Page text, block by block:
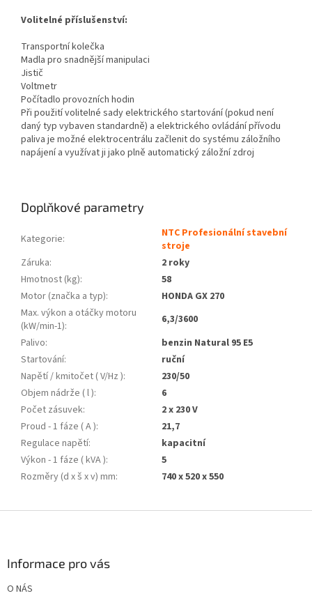
Volitelné příslušenství:
Transportní kolečka
Madla pro snadnější manipulaci
Jistič
Voltmetr
Počítadlo provozních hodin
Při použití volitelné sady elektrického startování (pokud není
daný typ vybaven standardně) a elektrického ovládání přívodu
paliva je možné elektrocentrálu začlenit do systému záložního
napájení a využívat ji jako plně automatický záložní zdroj
Doplňkové parametry
Kategorie:
NTC Profesionální stavební
stroje
Záruka:
2 roky
Hmotnost (kg):
58
Motor (značka a typ):
HONDA GX 270
Max. výkon a otáčky motoru
(kW/min-1):
6,3/3600
Palivo:
benzin Natural 95 E5
Startování:
ruční
Napětí / kmitočet ( V/Hz ):
230/50
Objem nádrže ( l ):
6
Počet zásuvek:
2 x 230 V
Proud - 1 fáze ( A ):
21,7
Regulace napětí:
kapacitní
Výkon - 1 fáze ( kVA ):
5
Rozměry (d x š x v) mm: 740 x 520 x 550
Informace pro vás
O NÁS